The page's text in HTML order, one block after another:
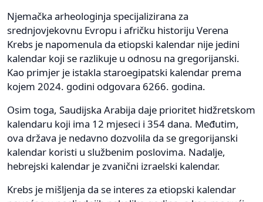
Njemačka arheologinja specijalizirana za
srednjovjekovnu Evropu i afričku historiju Verena
Krebs je napomenula da etiopski kalendar nije jedini
kalendar koji se razlikuje u odnosu na gregorijanski.
Kao primjer je istakla staroegipatski kalendar prema
kojem 2024. godini odgovara 6266. godina.
Osim toga, Saudijska Arabija daje prioritet hidžretskom
kalendaru koji ima 12 mjeseci i 354 dana. Međutim,
ova država je nedavno dozvolila da se gregorijanski
kalendar koristi u službenim poslovima. Nadalje,
hebrejski kalendar je zvanični izraelski kalendar.
Krebs je mišljenja da se interes za etiopski kalendar